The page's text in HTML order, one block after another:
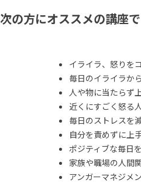
次の方にオススメの講座
イライラ、怒りを
毎日のイライラか
人や物に当たらず
近くにすごく怒る
毎日のストレスを
自分を責めずに上
ポジティブな毎日
家族や職場の人間
アンガーマネジメ